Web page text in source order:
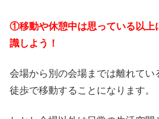
①移動や休憩中は思っている以上
識しよう！
会場から別の会場までは離れてい
徒歩で移動することになります。